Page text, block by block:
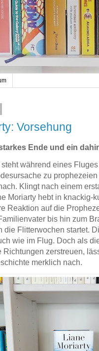
Vorsehung
Ende und ein
während eines
zu
Klingt nach einem
Moriarty hebt in knackig-
Reaktion auf die
bis hin zum
die Flitterwochen startet.
wie im Flug. Doch als
Richtungen zerstreuen,
merklich nach.